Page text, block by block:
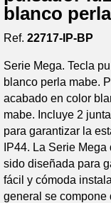
blanco
Ref. 22717-IP-BP
Serie Mega. Tecla
blanco perla mabe.
acabado en color
mabe. Incluye 2
para garantizar la
IP44. La Serie
sido diseñada para
fácil y cómoda
general se compone